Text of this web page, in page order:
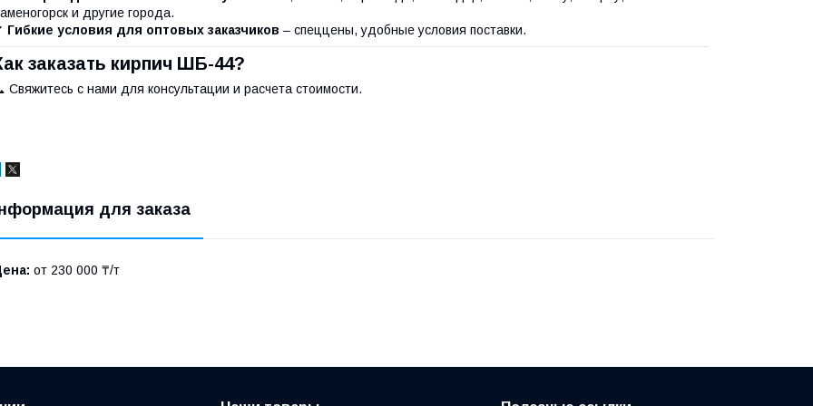
и другие города.
Гибкие условия для оптовых заказчиков – спеццены, удобные условия поставки.
заказать кирпич ШБ-44?
Свяжитесь с нами для консультации и расчета стоимости.
для заказа
от 230 000 ₸/т